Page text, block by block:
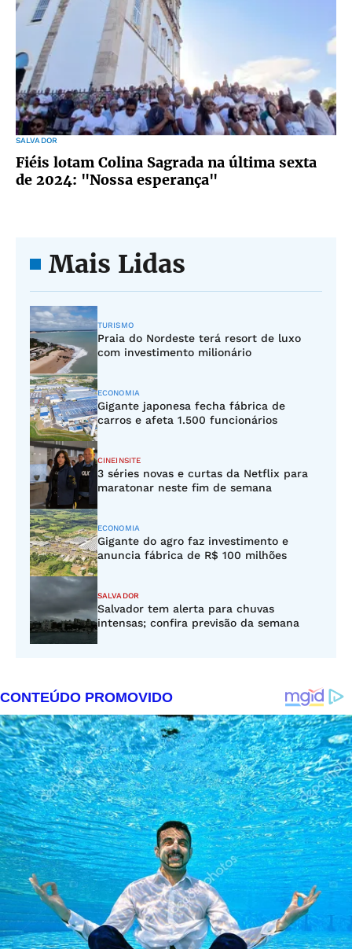
SALVADOR
Fiéis lotam Colina Sagrada na última sexta
de 2024: "Nossa esperança"
Mais Lidas
TURISMO
Praia do Nordeste terá resort de luxo
com investimento milionário
ECONOMIA
Gigante japonesa fecha fábrica de
carros e afeta 1.500 funcionários
CINEINSITE
3 séries novas e curtas da Netflix para
maratonar neste fim de semana
ECONOMIA
Gigante do agro faz investimento e
anuncia fábrica de R$ 100 milhões
SALVADOR
Salvador tem alerta para chuvas
intensas; confira previsão da semana